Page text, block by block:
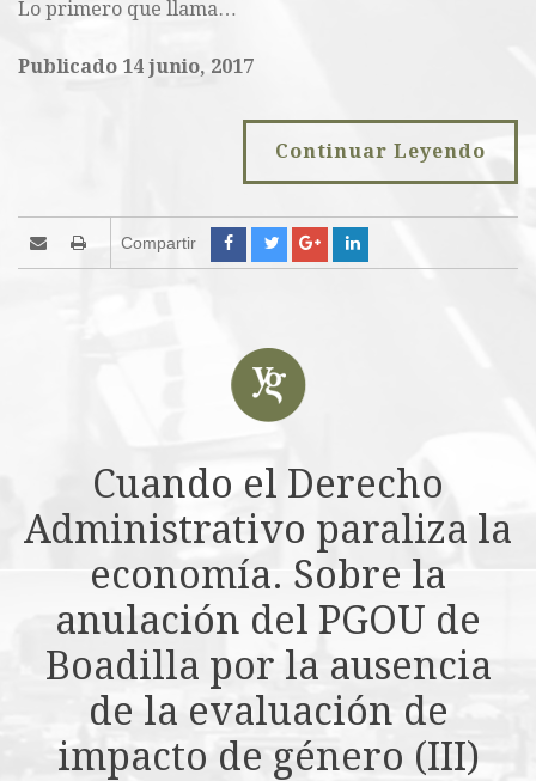
Lo primero que llama…
Publicado 14 junio, 2017
Continuar Leyendo
Compartir
Cuando el Derecho
Administrativo paraliza la
economía. Sobre la
anulación del PGOU de
Boadilla por la ausencia
de la evaluación de
impacto de género (III)